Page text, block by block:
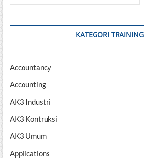
KATEGORI TRAINING
Accountancy
Accounting
AK3 Industri
AK3 Kontruksi
AK3 Umum
Applications